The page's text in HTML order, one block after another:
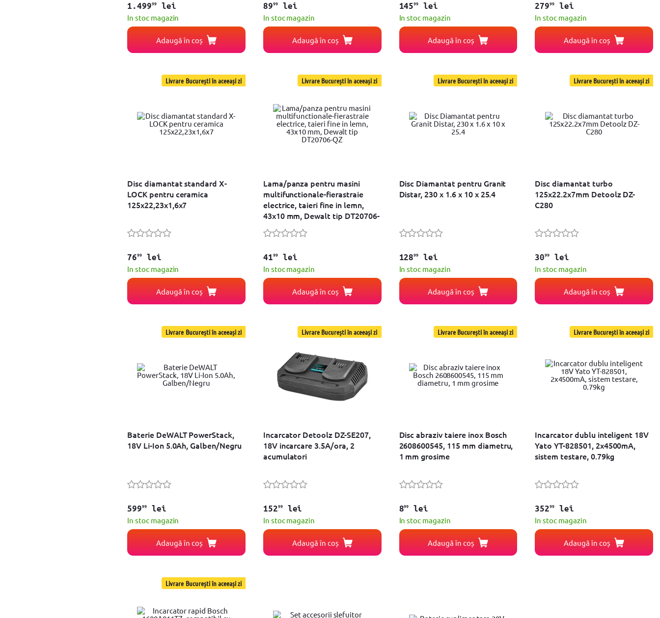
1.49999lei
In stoc magazin
Adaugă în coș
8999lei
In stoc magazin
Adaugă în coș
14599
lei
In stoc magazin
Adaugă în coș
27999
lei
In stoc magazin
Adaugă în coș
Livrare București în aceeași zi
Disc diamantat standard X-
LOCK pentru ceramica
125x22,23x1,6x7
7699lei
In stoc magazin
Adaugă în coș
Livrare București în aceeași zi
Lama/panza pentru masini
multifunctionale-fierastraie
electrice, taieri fine in lemn,
43x10 mm, Dewalt tip DT20706-
QZ
4199lei
In stoc magazin
Adaugă în coș
Livrare București în aceeași zi
Disc Diamantat pentru Granit
Distar, 230 x 1.6 x 10 x 25.4
12899
lei
In stoc magazin
Adaugă în coș
Livrare București în aceeași zi
Disc diamantat turbo
125x22.2x7mm Detoolz DZ-
C280
3099
lei
In stoc magazin
Adaugă în coș
Livrare București în aceeași zi
Baterie DeWALT PowerStack,
18V Li-Ion 5.0Ah, Galben/Negru
59999lei
In stoc magazin
Adaugă în coș
Livrare București în aceeași zi
Incarcator Detoolz DZ-SE207,
18V incarcare 3.5A/ora, 2
acumulatori
15299lei
In stoc magazin
Adaugă în coș
Livrare București în aceeași zi
Disc abraziv taiere inox Bosch
2608600545, 115 mm diametru,
1 mm grosime
899
lei
In stoc magazin
Adaugă în coș
Livrare București în aceeași zi
Incarcator dublu inteligent 18V
Yato YT-828501, 2x4500mA,
sistem testare, 0.79kg
35299
lei
In stoc magazin
Adaugă în coș
Livrare București în aceeași zi